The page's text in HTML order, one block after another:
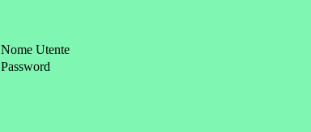
Nome Utente
Password